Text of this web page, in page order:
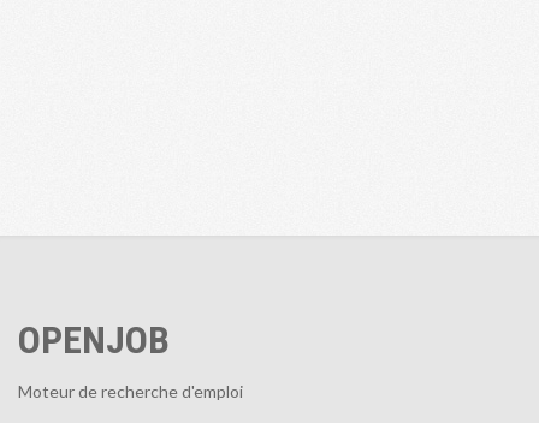
OPENJOB
Moteur de recherche d'emploi